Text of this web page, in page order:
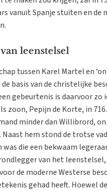
vanuit Spanje stuiten en de
leenstelsel
tussen Karel Martel en
basis van de christelijke
gebeurtenis is daarvoor zo
zoon, Pepijn de Korte, in
minder dan Willibrord,
hem stond de trotse
die een bekwaam
van het leenstelsel,
de moderne Westerse
gehad heeft. Hoewel